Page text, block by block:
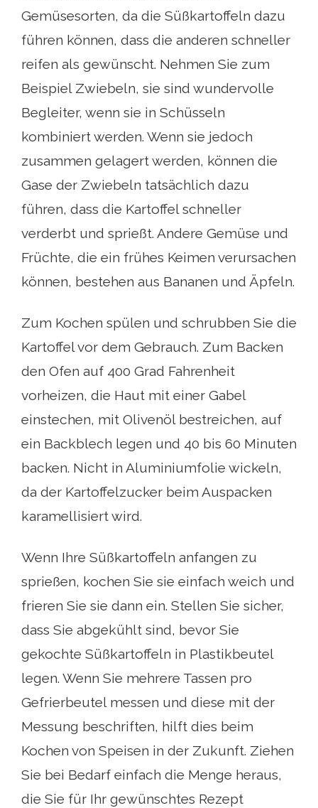
Gemüsesorten, da die Süßkartoffeln dazu
führen können, dass die anderen schneller
reifen als gewünscht. Nehmen Sie zum
Beispiel Zwiebeln, sie sind wundervolle
Begleiter, wenn sie in Schüsseln
kombiniert werden. Wenn sie jedoch
zusammen gelagert werden, können die
Gase der Zwiebeln tatsächlich dazu
führen, dass die Kartoffel schneller
verderbt und sprießt. Andere Gemüse und
Früchte, die ein frühes Keimen verursachen
können, bestehen aus Bananen und Äpfeln.
Zum Kochen spülen und schrubben Sie die
Kartoffel vor dem Gebrauch. Zum Backen
den Ofen auf 400 Grad Fahrenheit
vorheizen, die Haut mit einer Gabel
einstechen, mit Olivenöl bestreichen, auf
ein Backblech legen und 40 bis 60 Minuten
backen. Nicht in Aluminiumfolie wickeln,
da der Kartoffelzucker beim Auspacken
karamellisiert wird.
Wenn Ihre Süßkartoffeln anfangen zu
sprießen, kochen Sie sie einfach weich und
frieren Sie sie dann ein. Stellen Sie sicher,
dass Sie abgekühlt sind, bevor Sie
gekochte Süßkartoffeln in Plastikbeutel
legen. Wenn Sie mehrere Tassen pro
Gefrierbeutel messen und diese mit der
Messung beschriften, hilft dies beim
Kochen von Speisen in der Zukunft. Ziehen
Sie bei Bedarf einfach die Menge heraus,
die Sie für Ihr gewünschtes Rezept